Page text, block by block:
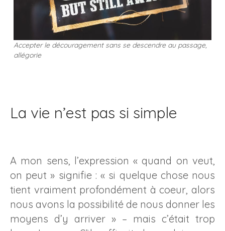
Accepter le découragement sans se descendre au passage,
allégorie
La vie n’est pas si simple
A mon sens, l’expression « quand on veut,
on peut » signifie : « si quelque chose nous
tient vraiment profondément à coeur, alors
nous avons la possibilité de nous donner les
moyens d’y arriver » – mais c’était trop